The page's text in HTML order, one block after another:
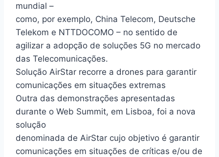
mundial –
como, por exemplo, China Telecom, Deutsche
Telekom e NTTDOCOMO – no sentido de
agilizar a adopção de soluções 5G no mercado
das Telecomunicações.
Solução AirStar recorre a drones para garantir
comunicações em situações extremas
Outra das demonstrações apresentadas
durante o Web Summit, em Lisboa, foi a nova
solução
denominada de AirStar cujo objetivo é garantir
comunicações em situações de críticas e/ou de